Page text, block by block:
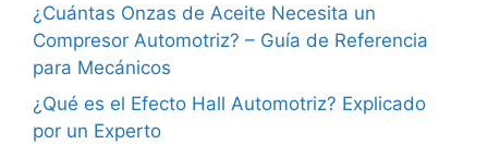
¿Cuántas Onzas de Aceite Necesita un
Compresor Automotriz? – Guía de Referencia
para Mecánicos
¿Qué es el Efecto Hall Automotriz? Explicado
por un Experto